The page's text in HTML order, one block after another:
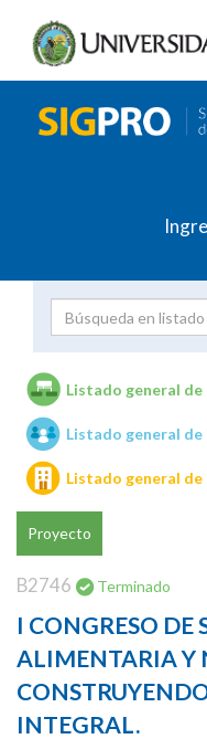
Unidades de
Listado general
Listado general
Listado general
Proyecto
B2746 Terminado
I CONGRESO DE
ALIMENTARIA Y
INTEGRAL.